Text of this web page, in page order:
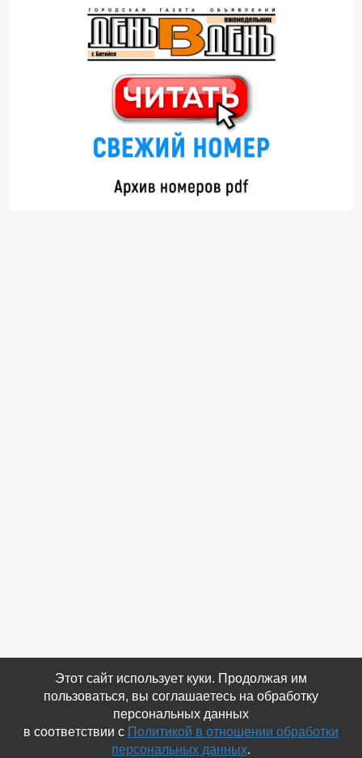
Этот сайт использует куки. Продолжая им
пользоваться, вы соглашаетесь на обработку
персональных данных
в соответствии с Политикой в отношении обработки
персональных данных.